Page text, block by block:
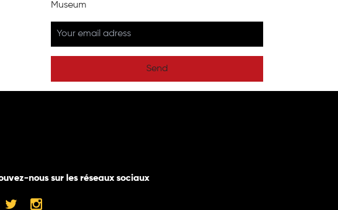
Museum
Send
nous sur les réseaux sociaux